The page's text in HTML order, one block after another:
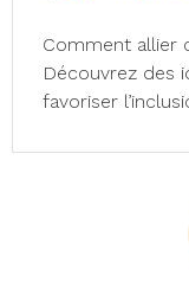
Comment allier
Découvrez des
favoriser